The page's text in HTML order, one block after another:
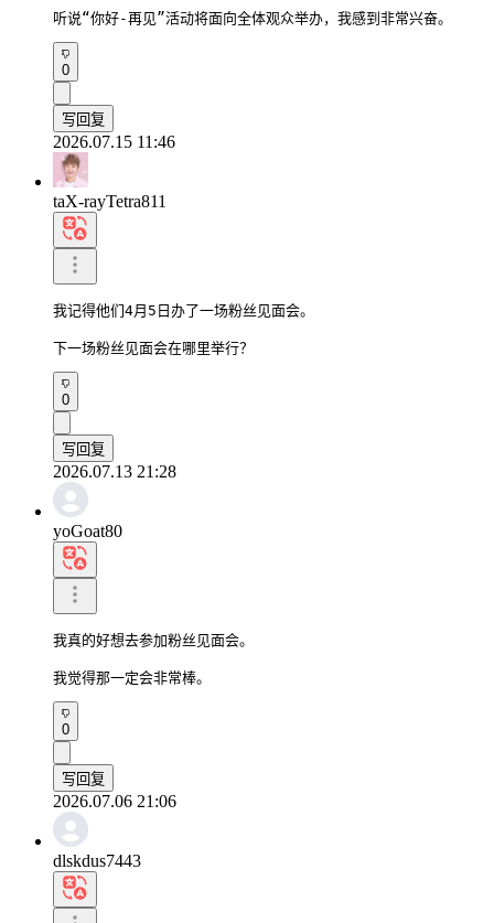
听说“你好-再见”活动将面向全体观众举办，我感到非常兴奋。
0
写回复
2026.07.15 11:46
taX-rayTetra811
我记得他们4月5日办了一场粉丝见面会。
下一场粉丝见面会在哪里举行？
0
写回复
2026.07.13 21:28
yoGoat80
我真的好想去参加粉丝见面会。
我觉得那一定会非常棒。
0
写回复
2026.07.06 21:06
dlskdus7443